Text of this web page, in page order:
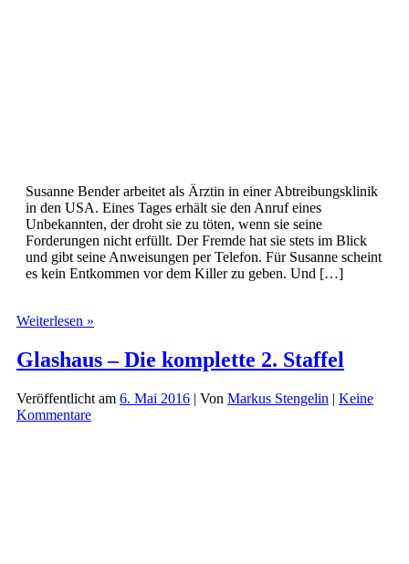
Susanne Bender arbeitet als Ärztin in einer Abtreibungsklinik
in den USA. Eines Tages erhält sie den Anruf eines
Unbekannten, der droht sie zu töten, wenn sie seine
Forderungen nicht erfüllt. Der Fremde hat sie stets im Blick
und gibt seine Anweisungen per Telefon. Für Susanne scheint
es kein Entkommen vor dem Killer zu geben. Und […]
Weiterlesen »
Serie
(21)
Im
Glashaus – Die komplette 2. Staffel
Veröffentlicht am 6. Mai 2016 | Von Markus Stengelin | Keine
Kommentare